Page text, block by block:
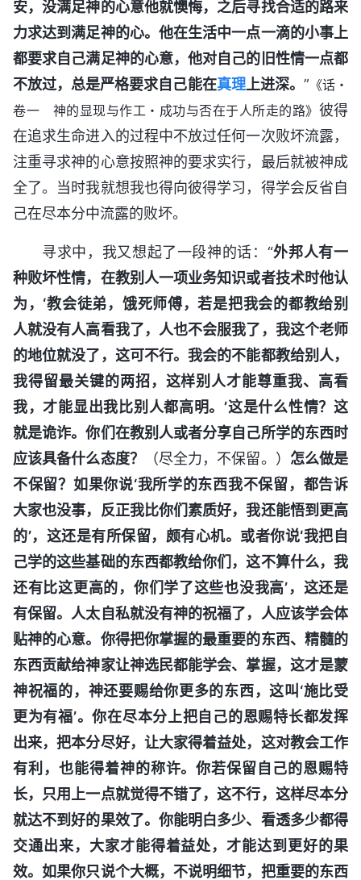
安，没满足神的心意他就懊悔，之后寻找合适的路来
力求达到满足神的心。他在生活中一点一滴的小事上
都要求自己满足神的心意，他对自己的旧性情一点都
不放过，总是严格要求自己能在真理上进深。 ” 《话・
卷一 神的显现与作工・成功与否在于人所走的路》 彼得
在追求生命进入的过程中不放过任何一次败坏流露，
注重寻求神的心意按照神的要求实行，最后就被神成
全了。当时我就想我也得向彼得学习，得学会反省自
己在尽本分中流露的败坏。
寻求中，我又想起了一段神的话：“外邦人有一
种败坏性情，在教别人一项业务知识或者技术时他认
为，‘教会徒弟，饿死师傅，若是把我会的都教给别
人就没有人高看我了，人也不会服我了，我这个老师
的地位就没了，这可不行。我会的不能都教给别人，
我得留最关键的两招，这样别人才能尊重我、高看
我，才能显出我比别人都高明。’这是什么性情？这
就是诡诈。你们在教别人或者分享自己所学的东西时
应该具备什么态度？
（尽全力，不保留。） 怎么做是
不保留？如果你说‘我所学的东西我不保留，都告诉
大家也没事，反正我比你们素质好，我还能悟到更高
的’，这还是有所保留，颇有心机。或者你说‘我把自
己学的这些基础的东西都教给你们，这不算什么，我
还有比这更高的，你们学了这些也没我高’，这还是
有保留。人太自私就没有神的祝福了，人应该学会体
贴神的心意。你得把你掌握的最重要的东西、精髓的
东西贡献给神家让神选民都能学会、掌握，这才是蒙
神祝福的，神还要赐给你更多的东西，这叫‘施比受
更为有福’。你在尽本分上把自己的恩赐特长都发挥
出来，把本分尽好，让大家得着益处，这对教会工作
有利，也能得着神的称许。你若保留自己的恩赐特
长，只用上一点就觉得不错了，这不行，这样尽本分
就达不到好的果效了。你能明白多少、看透多少都得
交通出来，大家才能得着益处，才能达到更好的果
效。如果你只说个大概，不说明细节，把重要的东西